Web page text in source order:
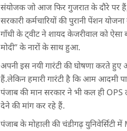
संयोजक जो आज फिर गुजरात के दौरे पर
सरकारी कर्मचारियों की पुरानी पेंशन
गाँधी के ट्वीट ने शायद केजरीवाल को
मोदी” के नारों के साथ हुआ.
अपनी इस नयी गारंटी की घोषणा करते
हैं.लेकिन हमारी गारंटी है कि आम आदमी
पंजाब की मान सरकार ने भी कल ही OPS
देने की मांग कर रहे हैं.
पंजाब के मोहाली की चंडीगढ़